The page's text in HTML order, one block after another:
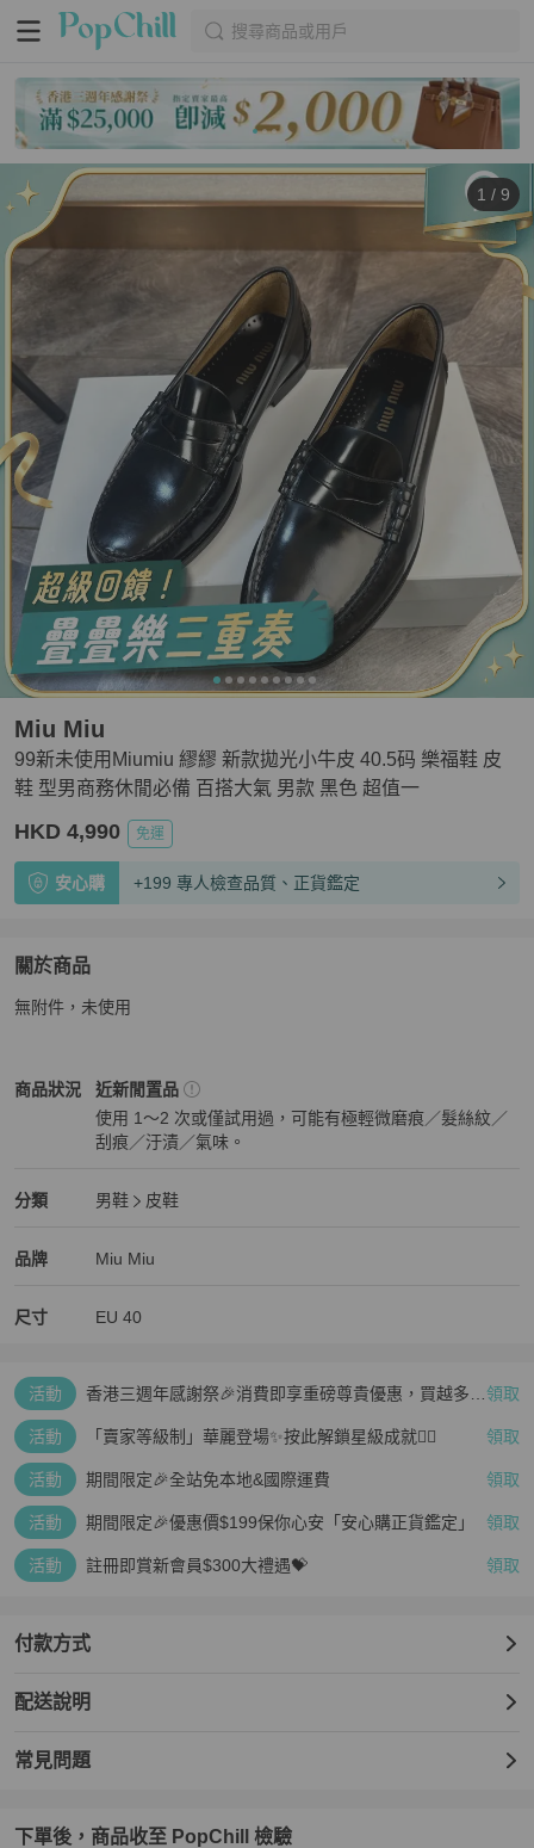
搜尋商品或用戶
1 / 9
99新未使用Miumiu 繆繆 新款拋光小牛皮 40.5码 樂福鞋 皮
鞋 型男商務休閒必備 百搭大氣 男款 黑色 超值一
Miu Miu
HKD 4,990 免運
安心購 +199 專人檢查品質、正貨鑑定
關於商品
關於99新未使用Miumiu 繆繆 新款拋光小牛皮 40.5码 樂福鞋
無附件，未使用
商品狀況
Miu Miu男鞋商品狀態與細節
近新閒置品
使用 1～2 次或僅試用過，可能有極輕微磨痕／髮絲紋／
刮痕／汙漬／氣味。
分類
Miu Miu 男鞋分類資訊
男鞋
皮鞋
品牌
Miu Miu 精品男鞋品牌介紹
Miu Miu
Miu Miu 推薦清單
尺寸 EU 40
活動
香港三週年感謝祭🎉消費即享重磅尊貴優惠，買越多、 領取
活動 「賣家等級制」華麗登場✨按此解鎖星級成就👆🏻 領取
活動 期間限定🎉全站免本地&國際運費 領取
活動 期間限定🎉優惠價$199保你心安「安心購正貨鑑定」 領取
活動 註冊即賞新會員$300大禮遇💝 領取
付款方式
配送說明
常見問題
下單後，商品收至 PopChill 檢驗